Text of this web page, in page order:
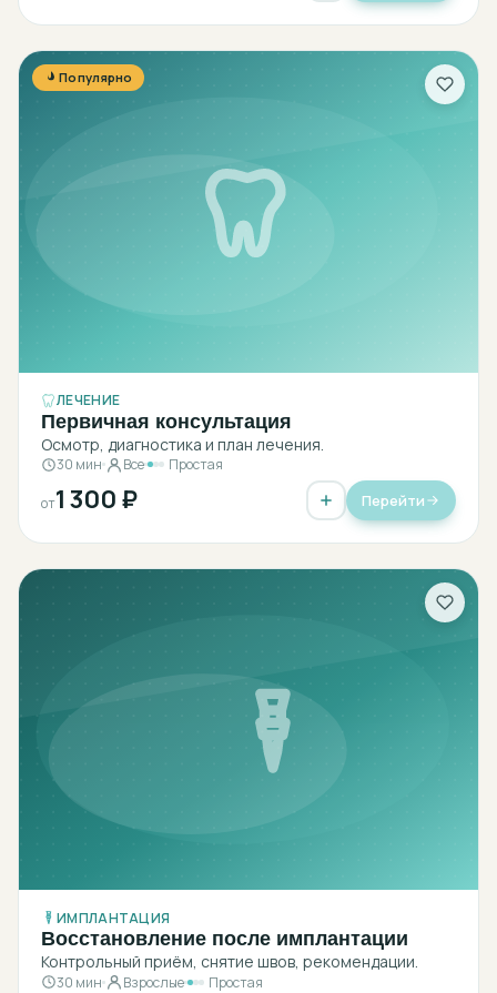
Популярно
ЛЕЧЕНИЕ
Первичная консультация
Осмотр, диагностика и план лечения.
30 мин Все Простая
от1 300 ₽ Перейти
ИМПЛАНТАЦИЯ
Восстановление после имплантации
Контрольный приём, снятие швов, рекомендации.
30 мин Взрослые Простая